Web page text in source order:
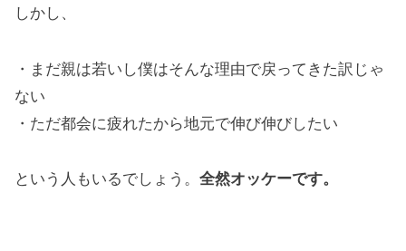
しかし、
・まだ親は若いし僕はそんな理由で戻ってきた訳じゃ
ない
・ただ都会に疲れたから地元で伸び伸びしたい
という人もいるでしょう。全然オッケーです。